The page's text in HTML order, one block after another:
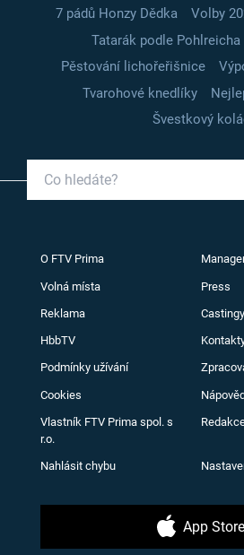
7 pádů Honzy Dědka
Volby
Tatarák podle Pohlreicha
Pěstování lichořeřišnice
Tvarohové knedlíky
Švestkový
O FTV Prima
Volná místa Press
Reklama
HbbTV
Podmínky užívání
Cookies
Vlastník FTV Prima spol. s
r.o.
Nahlásit chybu
App Store